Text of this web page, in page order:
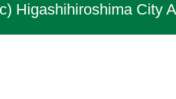
Higashihiroshima City